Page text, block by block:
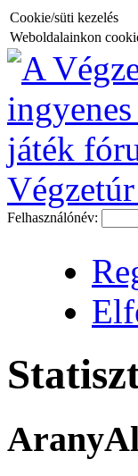
Cookie/süti kezelés
Weboldalainkon
Felhasználónév: